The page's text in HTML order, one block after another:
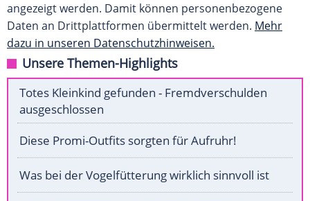
angezeigt werden. Damit können personenbezogene
Daten an Drittplattformen übermittelt werden. Mehr
dazu in unseren Datenschutzhinweisen.
Unsere Themen-Highlights
Totes Kleinkind gefunden - Fremdverschulden
ausgeschlossen
Diese Promi-Outfits sorgten für Aufruhr!
Was bei der Vogelfütterung wirklich sinnvoll ist